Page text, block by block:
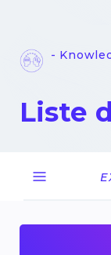
-
Liste